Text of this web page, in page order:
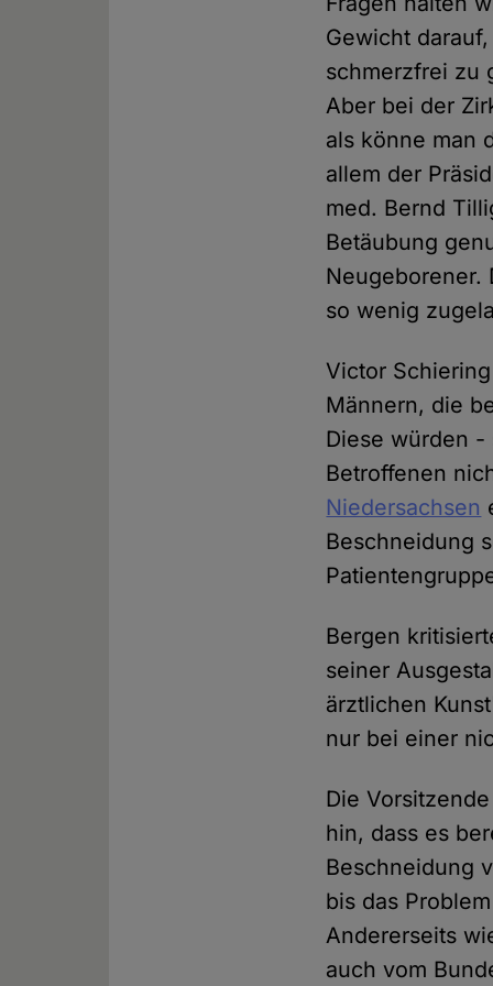
Gewicht
schmerzfrei zu
Aber bei der
als könne man
allem der
med. Bernd
Betäubung
Neugeborener.
so wenig
Victor
Männern, die
Diese würden
Betroffenen
Niedersachsen
Beschneidung
Bergen
seiner
ärztlichen
nur bei einer
Die
hin, dass es
Beschneidung
bis das
Andererseits
auch vom